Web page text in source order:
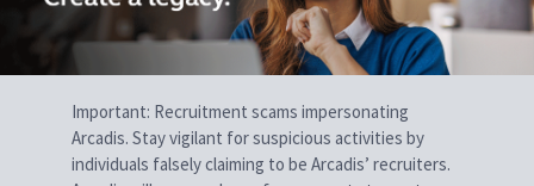
Important: Recruitment scams impersonating
Arcadis. Stay vigilant for suspicious activities by
individuals falsely claiming to be Arcadis’ recruiters.